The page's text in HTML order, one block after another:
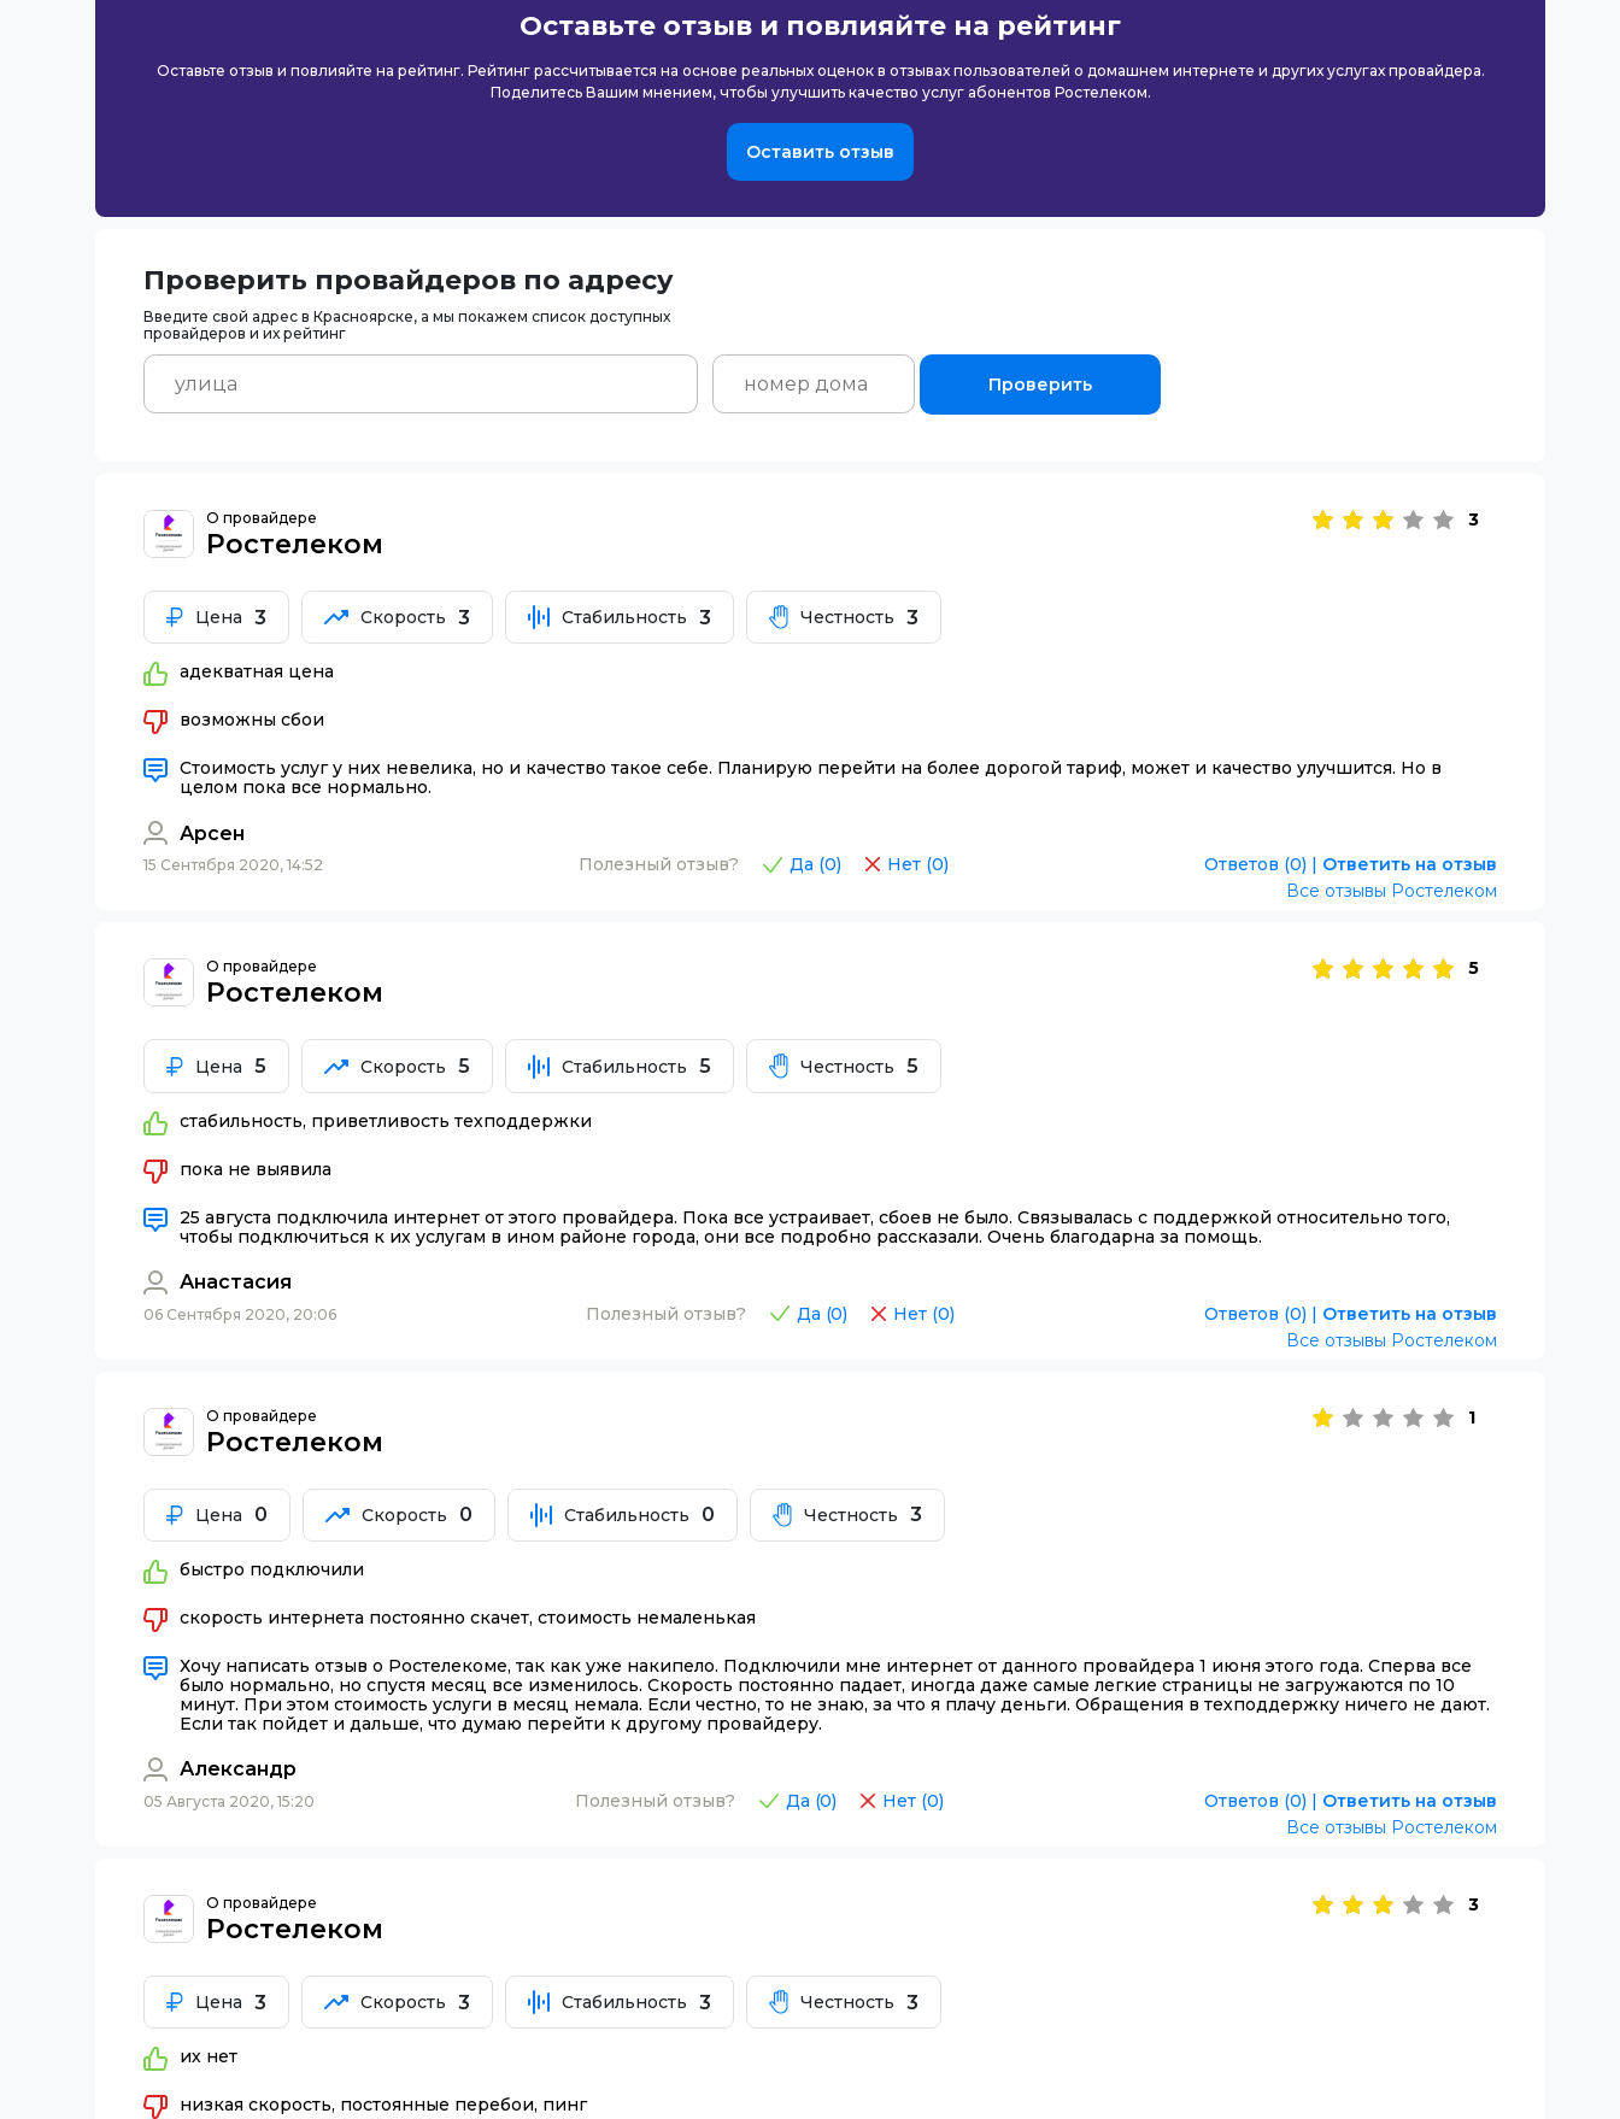
Оставьте отзыв и повлияйте на рейтинг
Оставьте отзыв и повлияйте на рейтинг. Рейтинг рассчитывается на основе реальных оценок в отзывах пользователей о домашнем интернете и других услугах провайдера.
Поделитесь Вашим мнением, чтобы улучшить качество услуг абонентов Ростелеком.
Оставить отзыв
Проверить провайдеров по адресу
Введите свой адрес в Красноярске, а мы покажем список доступных
провайдеров и их рейтинг
Проверить
Все отзывы Ростелеком
О провайдере
Ростелеком
3
Цена 3 Скорость 3 Стабильность 3 Честность 3
адекватная цена
возможны сбои
Стоимость услуг у них невелика, но и качество такое себе. Планирую перейти на более дорогой тариф, может и качество улучшится. Но в
целом пока все нормально.
Арсен
15 Сентября 2020, 14:52 Полезный отзыв? Да (0) Нет (0) Ответов (0) Ответить на отзыв
Все отзывы Ростелеком
О провайдере
Ростелеком
5
Цена 5 Скорость 5 Стабильность 5 Честность 5
стабильность, приветливость техподдержки
пока не выявила
25 августа подключила интернет от этого провайдера. Пока все устраивает, сбоев не было. Связывалась с поддержкой относительно того,
чтобы подключиться к их услугам в ином районе города, они все подробно рассказали. Очень благодарна за помощь.
Анастасия
06 Сентября 2020, 20:06 Полезный отзыв? Да (0) Нет (0) Ответов (0) | Ответить на отзыв
Все отзывы Ростелеком
О провайдере
Ростелеком
1
Цена 0 Скорость 0 Стабильность 0 Честность 3
быстро подключили
скорость интернета постоянно скачет, стоимость немаленькая
Хочу написать отзыв о Ростелекоме, так как уже накипело. Подключили мне интернет от данного провайдера 1 июня этого года. Сперва все
было нормально, но спустя месяц все изменилось. Скорость постоянно падает, иногда даже самые легкие страницы не загружаются по 10
минут. При этом стоимость услуги в месяц немала. Если честно, то не знаю, за что я плачу деньги. Обращения в техподдержку ничего не дают.
Если так пойдет и дальше, что думаю перейти к другому провайдеру.
Александр
05 Августа 2020, 15:20 Полезный отзыв? Да (0) Нет (0) Ответов (0) | Ответить на отзыв
О провайдере
Ростелеком
3
Цена 3 Скорость 3 Стабильность 3 Честность 3
их нет
низкая скорость, постоянные перебои, пинг